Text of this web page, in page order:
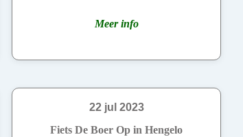
Meer info
22 jul 2023
Fiets De Boer Op in Hengelo